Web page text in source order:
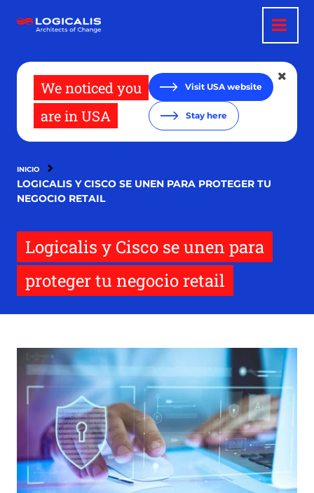
contenido
We noticed you
are in USA
Visit USA website
Stay here
INICIO
LOGICALIS Y CISCO SE UNEN PARA PROTEGER TU
NEGOCIO RETAIL
Logicalis y Cisco se unen para
proteger tu negocio retail